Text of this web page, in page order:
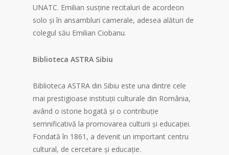
UNATC. Emilian susține recitaluri de acordeon
solo și în ansambluri camerale, adesea alături de
colegul său Emilian Ciobanu.
Biblioteca ASTRA Sibiu
Biblioteca ASTRA din Sibiu este una dintre cele
mai prestigioase instituții culturale din România,
având o istorie bogată și o contribuție
semnificativă la promovarea culturii și educației.
Fondată în 1861, a devenit un important centru
cultural, de cercetare și educație.